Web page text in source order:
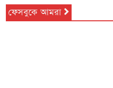
ফেসবুকে আমরা